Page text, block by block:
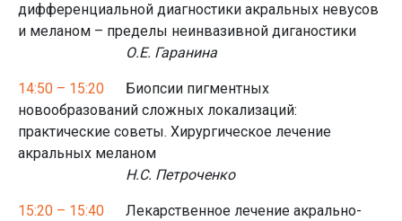
дифференциальной диагностики акральных невусов
и меланом – пределы неинвазивной диганостики
О.Е. Гаранина
14:50 – 15:20
Биопсии пигментных
новообразований сложных локализаций:
практические советы. Хирургическое лечение
акральных меланом
Н.С. Петроченко
15:20 – 15:40
Лекарственное лечение акрально-